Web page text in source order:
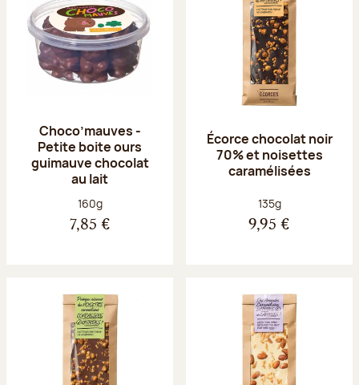
Choco’mauves -
Petite boite ours
guimauve chocolat
au lait
Poids net :
160g
7,85 €
Écorce chocolat noir
70% et noisettes
caramélisées
Poids net :
135g
9,95 €